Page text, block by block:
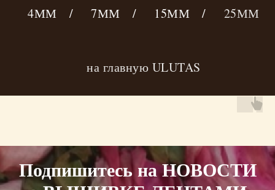
4ММ / 7ММ / 15ММ / 25ММ
на главную ULUTAS
Подпишитесь на НОВОСТИ